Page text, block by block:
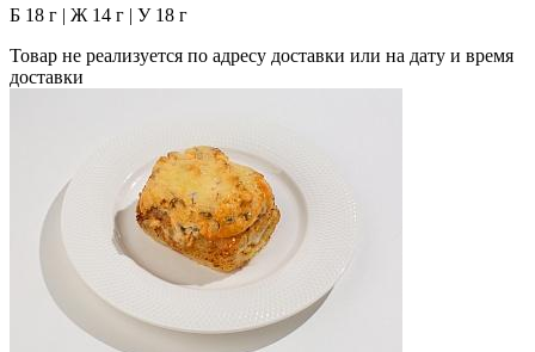
Б 18 г | Ж 14 г | У 18 г
Товар не реализуется по адресу доставки или на дату и время
доставки